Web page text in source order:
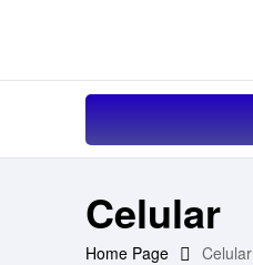
Celular
Home Page Celular